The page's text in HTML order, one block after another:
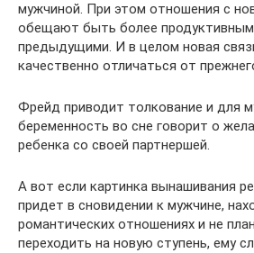
мужчиной. При этом отношения с
обещают быть более
предыдущими. И в целом новая
качественно отличаться от
Фрейд приводит толкование и для
беременность во сне говорит о
ребенка со своей партнершей.
А вот если картинка вынашивания
придет в сновидении к мужчине,
романтических отношениях и не
переходить на новую ступень, ему